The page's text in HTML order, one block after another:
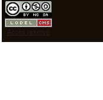
Accès réservé